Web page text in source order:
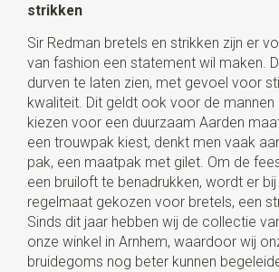
strikken
Sir Redman bretels en strikken zijn er
van fashion een statement wil maken.
durven te laten zien, met gevoel voor
kwaliteit. Dit geldt ook voor de mannen
kiezen voor een duurzaam Aarden
een trouwpak kiest, denkt men vaak
pak, een maatpak met gilet. Om de
een bruiloft te benadrukken, wordt er
regelmaat gekozen voor bretels, een
Sinds dit jaar hebben wij de collectie
onze winkel in Arnhem, waardoor wij
bruidegoms nog beter kunnen